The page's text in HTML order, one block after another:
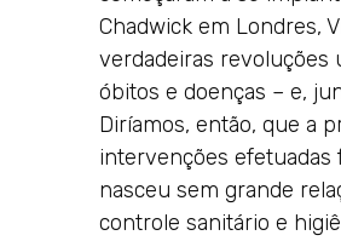
Chadwick em Londres,
verdadeiras revoluções
óbitos e doenças – e,
Diríamos, então, que a
intervenções efetuadas
nasceu sem grande
controle sanitário e